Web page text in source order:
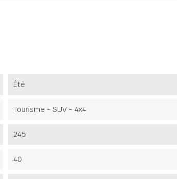
Été
Tourisme - SUV - 4x4
245
40